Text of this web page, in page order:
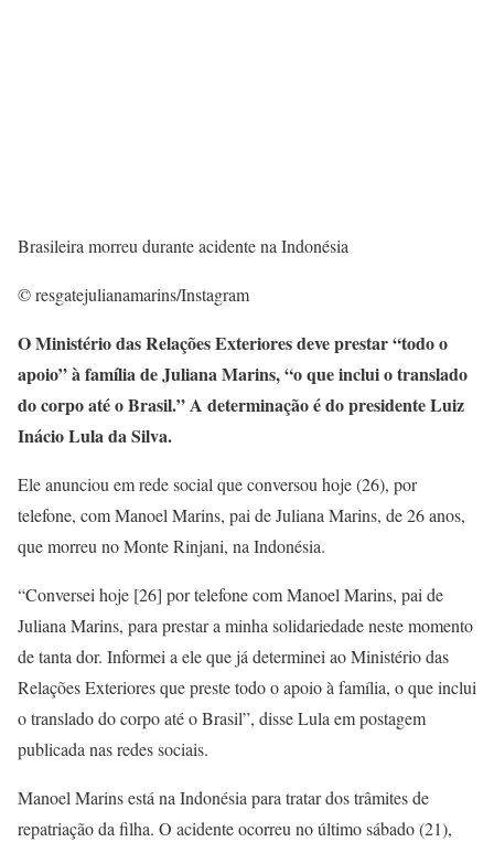
Brasileira morreu durante acidente na Indonésia
© resgatejulianamarins/Instagram
O Ministério das Relações Exteriores deve prestar “todo o
apoio” à família de Juliana Marins, “o que inclui o translado
do corpo até o Brasil.” A determinação é do presidente Luiz
Inácio Lula da Silva.
Ele anunciou em rede social que conversou hoje (26), por
telefone, com Manoel Marins, pai de Juliana Marins, de 26 anos,
que morreu no Monte Rinjani, na Indonésia.
“Conversei hoje [26] por telefone com Manoel Marins, pai de
Juliana Marins, para prestar a minha solidariedade neste momento
de tanta dor. Informei a ele que já determinei ao Ministério das
Relações Exteriores que preste todo o apoio à família, o que inclui
o translado do corpo até o Brasil”, disse Lula em postagem
publicada nas redes sociais.
Manoel Marins está na Indonésia para tratar dos trâmites de
repatriação da filha. O acidente ocorreu no último sábado (21),